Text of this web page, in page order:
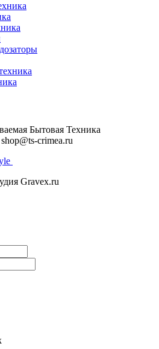
Бытовая Техника
crimea.ru
Gravex.ru